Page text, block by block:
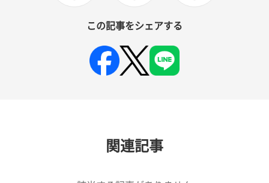
この記事をシェアする
関連記事